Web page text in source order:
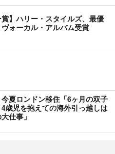
賞】ハリー・スタイルズ、最優
ォーカル・アルバム受賞
夏ロンドン移住「6ヶ月の双子
歳児を抱えての海外引っ越しは
仕事」